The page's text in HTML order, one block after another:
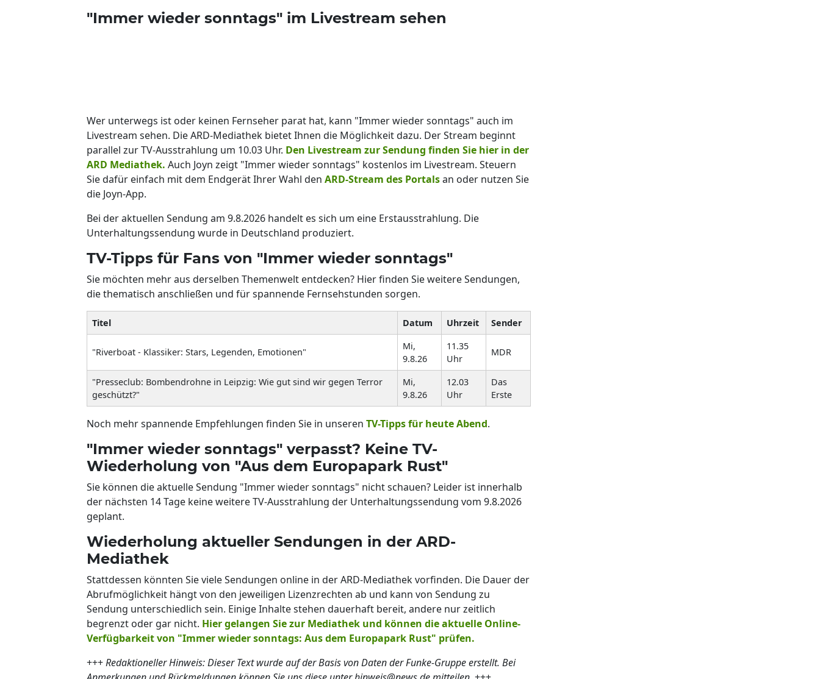
"Immer wieder sonntags" im Livestream sehen
Wer unterwegs ist oder keinen Fernseher parat hat, kann "Immer wieder sonntags" auch im
Livestream sehen. Die ARD-Mediathek bietet Ihnen die Möglichkeit dazu. Der Stream beginnt
parallel zur TV-Ausstrahlung um 10.03 Uhr. Den Livestream zur Sendung finden Sie hier in der
ARD Mediathek. Auch Joyn zeigt "Immer wieder sonntags" kostenlos im Livestream. Steuern
Sie dafür einfach mit dem Endgerät Ihrer Wahl den ARD-Stream des Portalsan oder nutzen Sie
die Joyn-App.
Bei der aktuellen Sendung am 9.8.2026 handelt es sich um eine Erstausstrahlung. Die
Unterhaltungssendung wurde in Deutschland produziert.
TV-Tipps für Fans von "Immer wieder sonntags"
Sie möchten mehr aus derselben Themenwelt entdecken? Hier finden Sie weitere Sendungen,
die thematisch anschließen und für spannende Fernsehstunden sorgen.
Titel Datum Uhrzeit Sender
"Riverboat - Klassiker: Stars, Legenden, Emotionen"
Mi,
9.8.26
11.35
Uhr
MDR
"Presseclub: Bombendrohne in Leipzig: Wie gut sind wir gegen Terror
geschützt?"
Mi,
9.8.26
12.03
Uhr
Das
Erste
Noch mehr spannende Empfehlungen finden Sie in unseren TV-Tipps für heute Abend.
"Immer wieder sonntags" verpasst? Keine TV-
Wiederholung von "Aus dem Europapark Rust"
Sie können die aktuelle Sendung "Immer wieder sonntags" nicht schauen? Leider ist innerhalb
der nächsten 14 Tage keine weitere TV-Ausstrahlung der Unterhaltungssendung vom 9.8.2026
geplant.
Wiederholung aktueller Sendungen in der ARD-
Mediathek
Stattdessen könnten Sie viele Sendungen online in der ARD-Mediathek vorfinden. Die Dauer der
Abrufmöglichkeit hängt von den jeweiligen Lizenzrechten ab und kann von Sendung zu
Sendung unterschiedlich sein. Einige Inhalte stehen dauerhaft bereit, andere nur zeitlich
begrenzt oder gar nicht. Hier gelangen Sie zur Mediathek und können die aktuelle Online-
Verfügbarkeit von "Immer wieder sonntags: Aus dem Europapark Rust" prüfen.
+++Redaktioneller Hinweis: Dieser Text wurde auf der Basis von Daten der Funke-Gruppe erstellt. Bei